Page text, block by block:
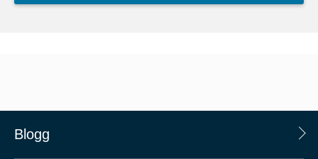
Blogg